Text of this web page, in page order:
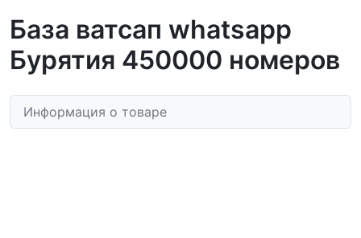
База ватсап whatsapp
Бурятия 450000 номеров
Информация о товаре